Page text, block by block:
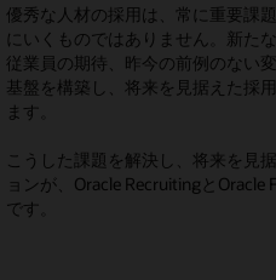
優秀な人材の採用は、常に重要課
にいくものではありません。新た
従業員の期待、昨今の前例のない
基盤を構築し、将来を見据えた採
ます。
こうした課題を解決し、将来を見
ョンが、Oracle Recruitingと
です。